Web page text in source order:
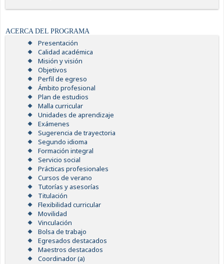
ACERCA DEL PROGRAMA
Presentación
Calidad académica
Misión y visión
Objetivos
Perfil de egreso
Ámbito profesional
Plan de estudios
Malla curricular
Unidades de aprendizaje
Exámenes
Sugerencia de trayectoria
Segundo idioma
Formación integral
Servicio social
Prácticas profesionales
Cursos de verano
Tutorías y asesorías
Titulación
Flexibilidad curricular
Movilidad
Vinculación
Bolsa de trabajo
Egresados destacados
Maestros destacados
Coordinador (a)